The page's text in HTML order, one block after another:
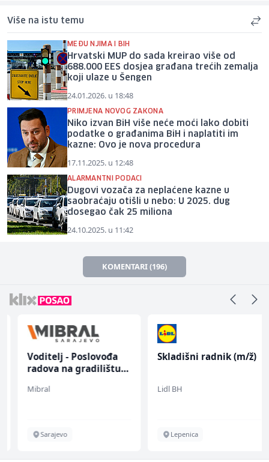
Više na istu temu
MEĐU NJIMA I BIH
Hrvatski MUP do sada kreirao više od
688.000 EES dosjea građana trećih zemalja
koji ulaze u Šengen
24.01.2026. u 18:48
PRIMJENA NOVOG ZAKONA
Niko izvan BiH više neće moći lako dobiti
podatke o građanima BiH i naplatiti im
kazne: Ovo je nova procedura
17.11.2025. u 12:48
ALARMANTNI PODACI
Dugovi vozača za neplaćene kazne u
saobraćaju otišli u nebo: U 2025. dug
dosegao čak 25 miliona
24.10.2025. u 11:42
KOMENTARI (196)
Voditelj - Poslovođa
radova na gradilištu
Mibral
Sarajevo
Skladišni radnik (m/ž)
Lidl BH
Lepenica